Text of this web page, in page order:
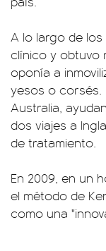
A lo largo de
clínico y obtuvo
oponía a
yesos o corsés.
Australia,
dos viajes a
de tratamiento.
En 2009, en un
el método de
como una